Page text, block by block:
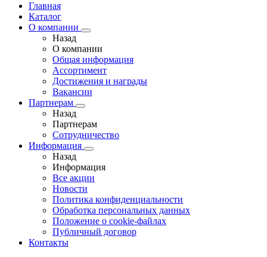
Главная
Каталог
О компании
Назад
О компании
Общая информация
Ассортимент
Достижения и награды
Вакансии
Партнерам
Назад
Партнерам
Сотрудничество
Информация
Назад
Информация
Все акции
Новости
Политика конфиденциальности
Обработка персональных данных
Положение о cookie-файлах
Публичный договор
Контакты